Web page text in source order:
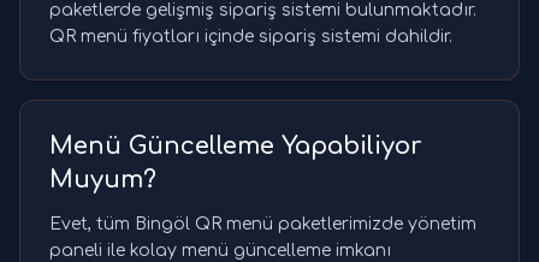
paketlerde gelişmiş sipariş sistemi bulunmaktadır.
QR menü fiyatları içinde sipariş sistemi dahildir.
Menü Güncelleme Yapabiliyor
Muyum?
Evet, tüm Bingöl QR menü paketlerimizde yönetim
paneli ile kolay menü güncelleme imkanı